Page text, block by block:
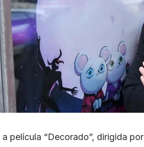
a película “Decorado”, dirigida